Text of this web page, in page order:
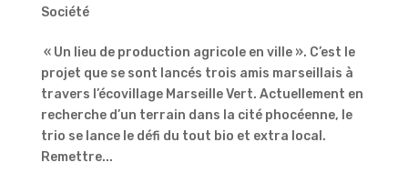
Société
« Un lieu de production agricole en ville ». C’est le
projet que se sont lancés trois amis marseillais à
travers l’écovillage Marseille Vert. Actuellement en
recherche d’un terrain dans la cité phocéenne, le
trio se lance le défi du tout bio et extra local.
Remettre...